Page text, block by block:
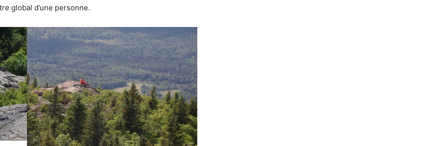
global d’une personne.